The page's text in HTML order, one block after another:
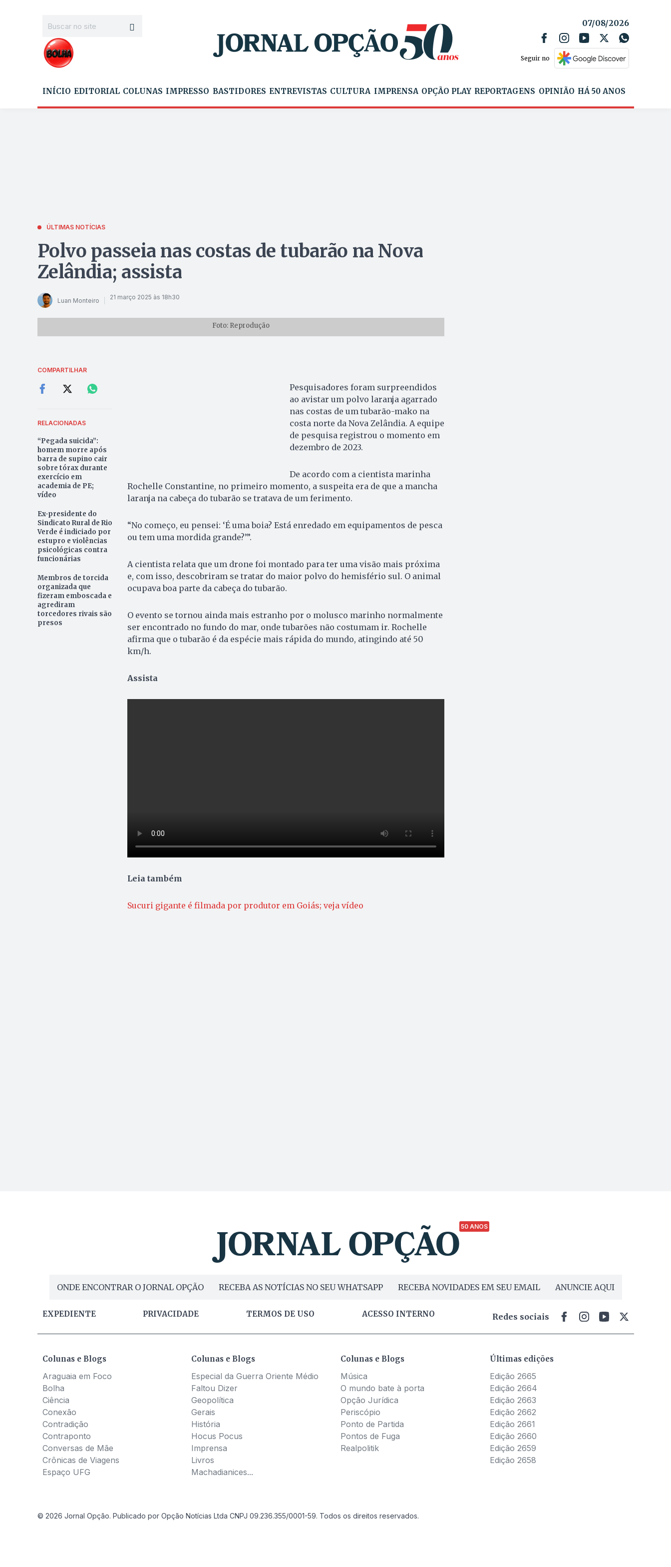
07/08/2026
Seguir no
INÍCIO EDITORIAL COLUNAS IMPRESSO BASTIDORES ENTREVISTAS CULTURA IMPRENSA OPÇÃO PLAY REPORTAGENS OPINIÃO HÁ 50 ANOS
ÚLTIMAS NOTÍCIAS
Polvo passeia nas costas de tubarão na Nova
Zelândia; assista
Luan Monteiro 21 março 2025 às 18h30
Foto: Reprodução
COMPARTILHAR
RELACIONADAS
“Pegada suicida”:
homem morre após
barra de supino cair
sobre tórax durante
exercício em
academia de PE;
vídeo
Ex-presidente do
Sindicato Rural de Rio
Verde é indiciado por
estupro e violências
psicológicas contra
funcionárias
Membros de torcida
organizada que
fizeram emboscada e
agrediram
torcedores rivais são
presos
Pesquisadores foram surpreendidos
ao avistar um polvo laranja agarrado
nas costas de um tubarão-mako na
costa norte da Nova Zelândia. A equipe
de pesquisa registrou o momento em
dezembro de 2023.
De acordo com a cientista marinha
Rochelle Constantine, no primeiro momento, a suspeita era de que a mancha
laranja na cabeça do tubarão se tratava de um ferimento.
“No começo, eu pensei: ‘É uma boia? Está enredado em equipamentos de pesca
ou tem uma mordida grande?’”.
A cientista relata que um drone foi montado para ter uma visão mais próxima
e, com isso, descobriram se tratar do maior polvo do hemisfério sul. O animal
ocupava boa parte da cabeça do tubarão.
O evento se tornou ainda mais estranho por o molusco marinho normalmente
ser encontrado no fundo do mar, onde tubarões não costumam ir. Rochelle
afirma que o tubarão é da espécie mais rápida do mundo, atingindo até 50
km/h.
Assista
Leia também
Sucuri gigante é filmada por produtor em Goiás; veja vídeo
50 ANOS
ONDE ENCONTRAR O JORNAL OPÇÃO RECEBA AS NOTÍCIAS NO SEU WHATSAPP RECEBA NOVIDADES EM SEU EMAIL ANUNCIE AQUI
EXPEDIENTE PRIVACIDADE TERMOS DE USO ACESSO INTERNO Redes sociais
Colunas e Blogs
Araguaia em Foco
Bolha
Ciência
Conexão
Contradição
Contraponto
Conversas de Mãe
Crônicas de Viagens
Espaço UFG
Colunas e Blogs
Especial da Guerra Oriente Médio
Faltou Dizer
Geopolítica
Gerais
História
Hocus Pocus
Imprensa
Livros
Machadianices...
Colunas e Blogs
Música
O mundo bate à porta
Opção Jurídica
Periscópio
Ponto de Partida
Pontos de Fuga
Realpolitik
Últimas edições
Edição 2665
Edição 2664
Edição 2663
Edição 2662
Edição 2661
Edição 2660
Edição 2659
Edição 2658
© 2026 Jornal Opção. Publicado por Opção Notícias Ltda CNPJ 09.236.355/0001-59. Todos os direitos reservados.